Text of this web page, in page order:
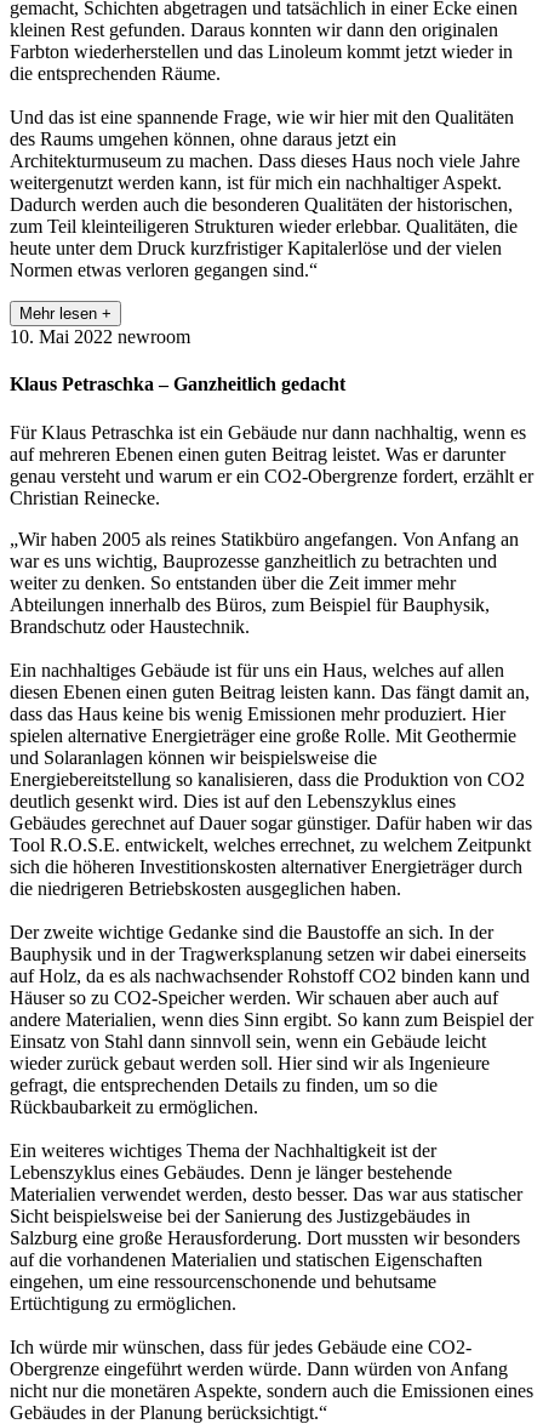
gemacht, Schichten abgetragen und tatsächlich in einer Ecke einen
kleinen Rest gefunden. Daraus konnten wir dann den originalen
Farbton wiederherstellen und das Linoleum kommt jetzt wieder in
die entsprechenden Räume.
Und das ist eine spannende Frage, wie wir hier mit den Qualitäten
des Raums umgehen können, ohne daraus jetzt ein
Architekturmuseum zu machen. Dass dieses Haus noch viele Jahre
weitergenutzt werden kann, ist für mich ein nachhaltiger Aspekt.
Dadurch werden auch die besonderen Qualitäten der historischen,
zum Teil kleinteiligeren Strukturen wieder erlebbar. Qualitäten, die
heute unter dem Druck kurzfristiger Kapitalerlöse und der vielen
Normen etwas verloren gegangen sind.“
Mehr lesen +
10. Mai 2022 newroom
Klaus Petraschka – Ganzheitlich gedacht
Für Klaus Petraschka ist ein Gebäude nur dann nachhaltig, wenn es
auf mehreren Ebenen einen guten Beitrag leistet. Was er darunter
genau versteht und warum er ein CO2-Obergrenze fordert, erzählt er
Christian Reinecke.
„Wir haben 2005 als reines Statikbüro angefangen. Von Anfang an
war es uns wichtig, Bauprozesse ganzheitlich zu betrachten und
weiter zu denken. So entstanden über die Zeit immer mehr
Abteilungen innerhalb des Büros, zum Beispiel für Bauphysik,
Brandschutz oder Haustechnik.
Ein nachhaltiges Gebäude ist für uns ein Haus, welches auf allen
diesen Ebenen einen guten Beitrag leisten kann. Das fängt damit an,
dass das Haus keine bis wenig Emissionen mehr produziert. Hier
spielen alternative Energieträger eine große Rolle. Mit Geothermie
und Solaranlagen können wir beispielsweise die
Energiebereitstellung so kanalisieren, dass die Produktion von CO2
deutlich gesenkt wird. Dies ist auf den Lebenszyklus eines
Gebäudes gerechnet auf Dauer sogar günstiger. Dafür haben wir das
Tool R.O.S.E. entwickelt, welches errechnet, zu welchem Zeitpunkt
sich die höheren Investitionskosten alternativer Energieträger durch
die niedrigeren Betriebskosten ausgeglichen haben.
Der zweite wichtige Gedanke sind die Baustoffe an sich. In der
Bauphysik und in der Tragwerksplanung setzen wir dabei einerseits
auf Holz, da es als nachwachsender Rohstoff CO2 binden kann und
Häuser so zu CO2-Speicher werden. Wir schauen aber auch auf
andere Materialien, wenn dies Sinn ergibt. So kann zum Beispiel der
Einsatz von Stahl dann sinnvoll sein, wenn ein Gebäude leicht
wieder zurück gebaut werden soll. Hier sind wir als Ingenieure
gefragt, die entsprechenden Details zu finden, um so die
Rückbaubarkeit zu ermöglichen.
Ein weiteres wichtiges Thema der Nachhaltigkeit ist der
Lebenszyklus eines Gebäudes. Denn je länger bestehende
Materialien verwendet werden, desto besser. Das war aus statischer
Sicht beispielsweise bei der Sanierung des Justizgebäudes in
Salzburg eine große Herausforderung. Dort mussten wir besonders
auf die vorhandenen Materialien und statischen Eigenschaften
eingehen, um eine ressourcenschonende und behutsame
Ertüchtigung zu ermöglichen.
Ich würde mir wünschen, dass für jedes Gebäude eine CO2-
Obergrenze eingeführt werden würde. Dann würden von Anfang
nicht nur die monetären Aspekte, sondern auch die Emissionen eines
Gebäudes in der Planung berücksichtigt.“